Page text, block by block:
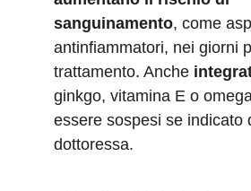
sanguinamento, come
antinfiammatori, nei giorni
trattamento. Anche
ginkgo, vitamina E o
essere sospesi se indicato
dottoressa.